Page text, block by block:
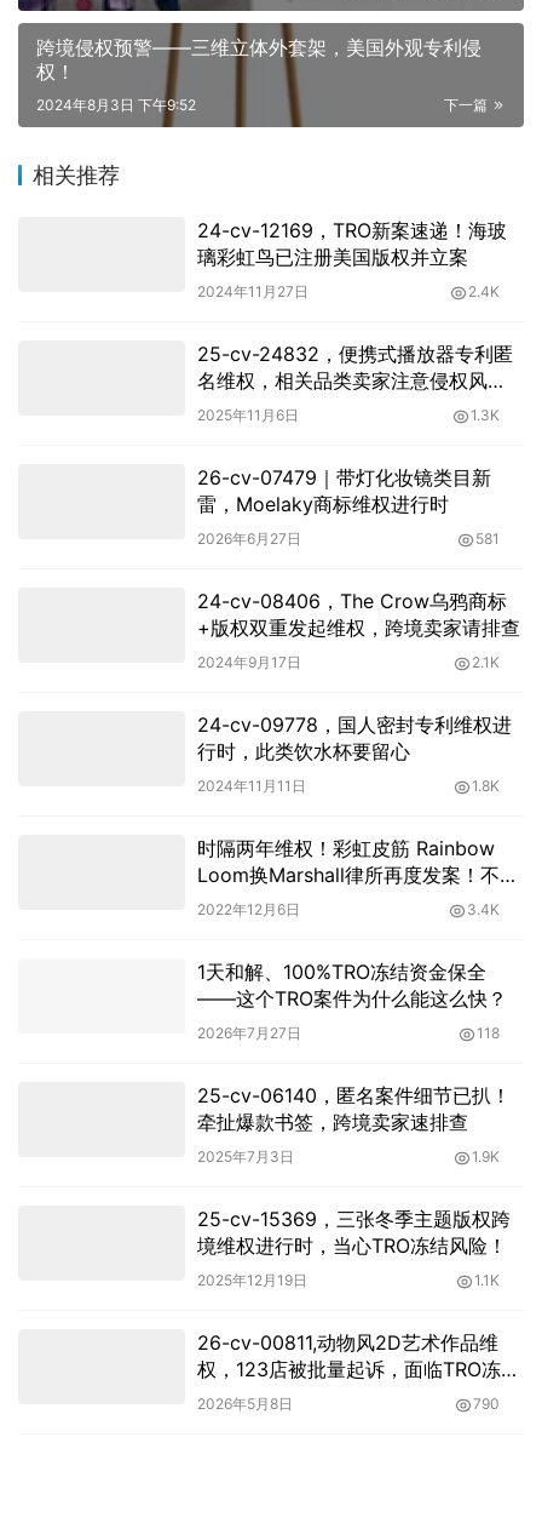
跨境侵权预警——三维立体外套架，美国外观专利侵
权！
下一篇
2024年8月3日 下午9:52
相关推荐
24-cv-12169，TRO新案速递！海玻
璃彩虹鸟已注册美国版权并立案
2024年11月27日 2.4K
25-cv-24832，便携式播放器专利匿
名维权，相关品类卖家注意侵权风
险！
2025年11月6日 1.3K
26-cv-07479｜带灯化妆镜类目新
雷，Moelaky商标维权进行时
2026年6月27日 581
24-cv-08406，The Crow乌鸦商标
+版权双重发起维权，跨境卖家请排查
2024年9月17日 2.1K
24-cv-09778，国人密封专利维权进
行时，此类饮水杯要留心
2024年11月11日 1.8K
时隔两年维权！彩虹皮筋 Rainbow
Loom换Marshall律所再度发案！不少
卖家已踩雷！
2022年12月6日 3.4K
1天和解、100%TRO冻结资金保全
——这个TRO案件为什么能这么快？
2026年7月27日 118
25-cv-06140，匿名案件细节已扒！
牵扯爆款书签，跨境卖家速排查
2025年7月3日 1.9K
25-cv-15369，三张冬季主题版权跨
境维权进行时，当心TRO冻结风险！
2025年12月19日 1.1K
26-cv-00811,动物风2D艺术作品维
权，123店被批量起诉，面临TRO冻结
危机！
2026年5月8日 790